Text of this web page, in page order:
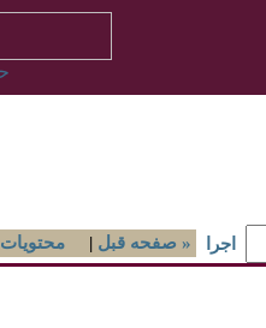
محتويات | صفحه قبل » اجرا